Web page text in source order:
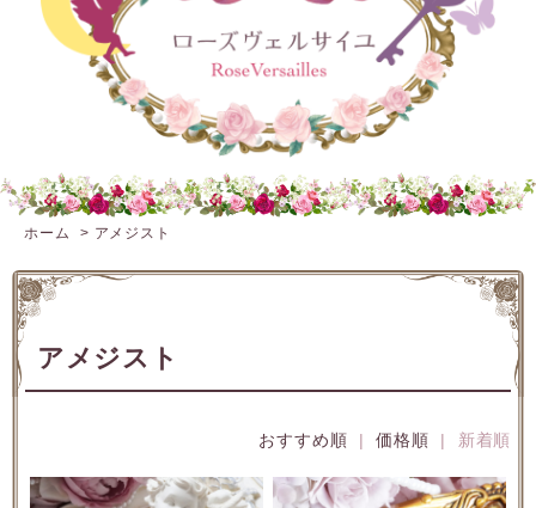
ホーム > アメジスト
アメジスト
おすすめ順 |価格順 | 新着順